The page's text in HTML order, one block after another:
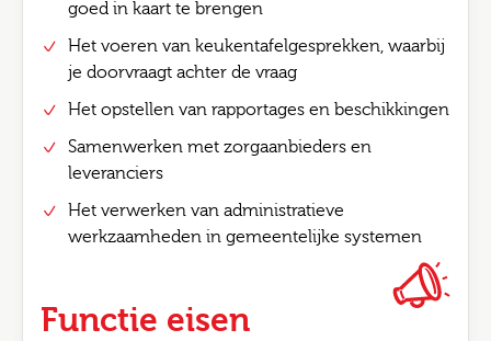
goed in kaart te brengen
Het voeren van keukentafelgesprekken, waarbij
je doorvraagt achter de vraag
Het opstellen van rapportages en beschikkingen
Samenwerken met zorgaanbieders en
leveranciers
Het verwerken van administratieve
werkzaamheden in gemeentelijke systemen
Functie eisen